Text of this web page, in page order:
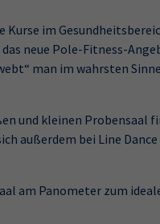
im
neue Pole-Fitness-
man im wahrsten
und kleinen Probensaal
außerdem bei Line
am Panometer zum